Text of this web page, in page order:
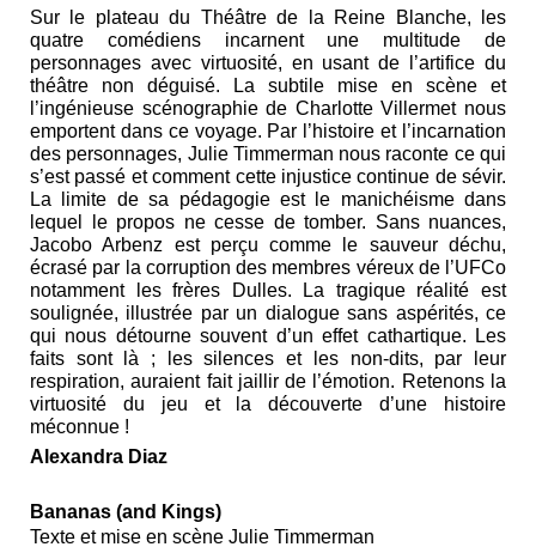
Sur le plateau du Théâtre de la Reine Blanche, les
quatre comédiens incarnent une multitude de
personnages avec virtuosité, en usant de l’artifice du
théâtre non déguisé. La subtile mise en scène et
l’ingénieuse scénographie de Charlotte Villermet nous
emportent dans ce voyage. Par l’histoire et l’incarnation
des personnages, Julie Timmerman nous raconte ce qui
s’est passé et comment cette injustice continue de sévir.
La limite de sa pédagogie est le manichéisme dans
lequel le propos ne cesse de tomber. Sans nuances,
Jacobo Arbenz est perçu comme le sauveur déchu,
écrasé par la corruption des membres véreux de l’UFCo
notamment les frères Dulles. La tragique réalité est
soulignée, illustrée par un dialogue sans aspérités, ce
qui nous détourne souvent d’un effet cathartique. Les
faits sont là ; les silences et les non-dits, par leur
respiration, auraient fait jaillir de l’émotion. Retenons la
virtuosité du jeu et la découverte d’une histoire
méconnue !
Alexandra Diaz
Bananas (and Kings)
Texte et mise en scène Julie Timmerman